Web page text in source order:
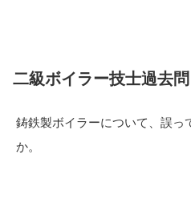
二級ボイラー技士過去
鋳鉄製ボイラーについて、誤っ
か。